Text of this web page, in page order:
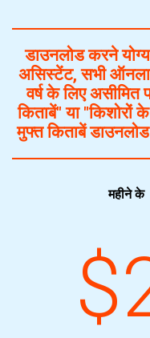
डाउनलोड करने योग्य
असिस्टेंट, सभी
वर्ष के लिए
किताबें" या "किशोरों
मुफ्त किताबें
महीने के